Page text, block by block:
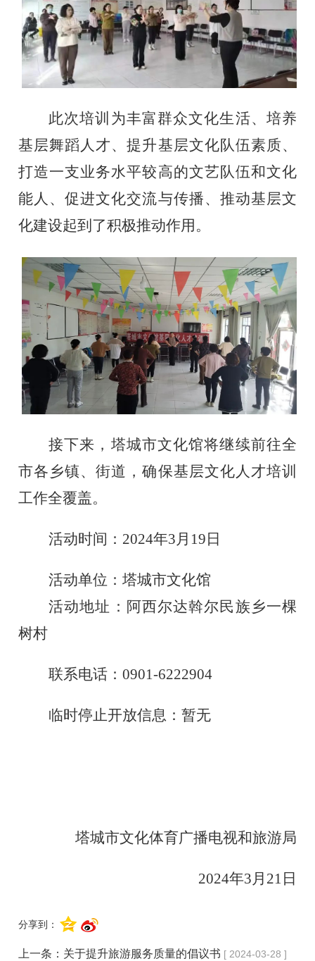
此次培训为丰富群众文化生活、培养
基层舞蹈人才、提升基层文化队伍素质、
打造一支业务水平较高的文艺队伍和文化
能人、促进文化交流与传播、推动基层文
化建设起到了积极推动作用。
接下来，塔城市文化馆将继续前往全
市各乡镇、街道，确保基层文化人才培训
工作全覆盖。
活动时间： 2024年3月19日
活动单位：塔城市文化馆
活动地址： 阿西尔达斡尔民族乡一棵
树村
联系电话：0901-6222904
临时停止开放信息：暂无
塔城市文化体育广播电视和旅游局
2024年3月21日
分享到：
上一条： 关于提升旅游服务质量的倡议书 [ 2024-03-28 ]